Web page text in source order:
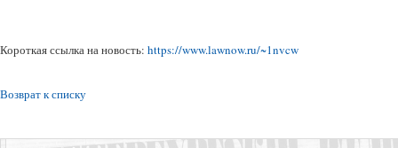
Короткая ссылка на новость: https://www.lawnow.ru/~1nvcw
Возврат к списку